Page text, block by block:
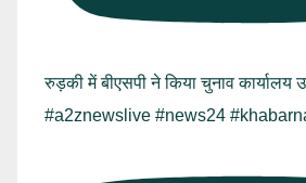
रुड़की में बीएसपी ने किया चुनाव कार्यालय
#a2znewslive #news24